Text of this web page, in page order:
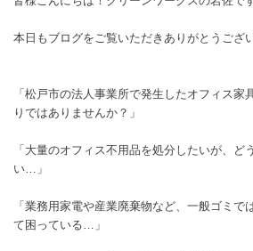
本日もブログをご覧いただきありがとうござ
「松戸市の法人事業所で発生したオフィス家
りではありませんか？」
「大量のオフィス不用品を処分したいが、ど
い…」
「業務用家電や産業廃棄物など、一般ゴミで
て困っている…」